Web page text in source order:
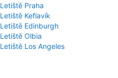
Letiště Praha
Letiště Keflavík
Letiště Edinburgh
Letiště Olbia
Letiště Los Angeles